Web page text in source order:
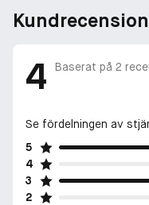
4 Baserat på 2
Se fördelningen av
5
4
3
2